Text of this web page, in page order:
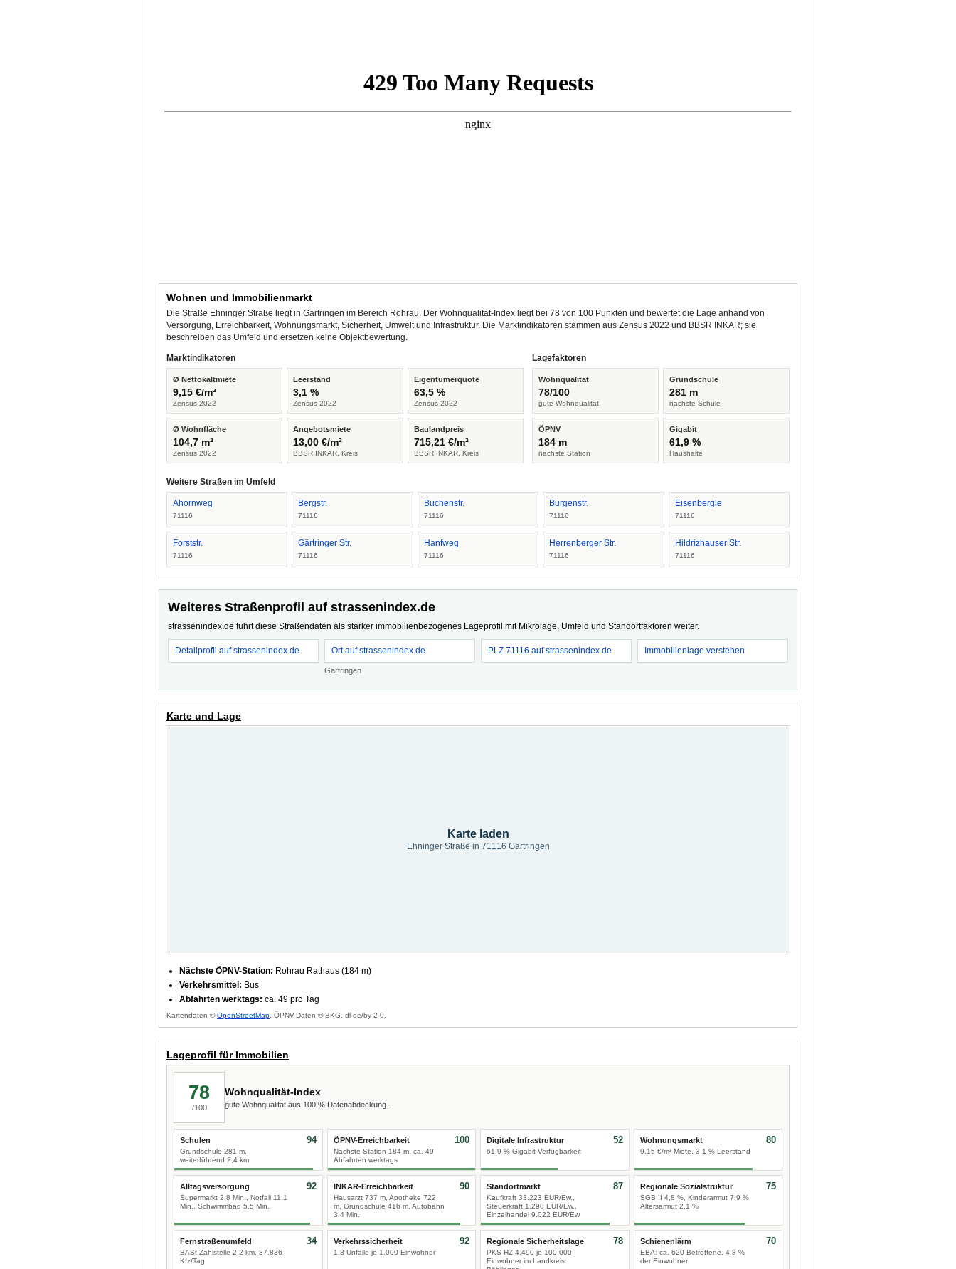
Wohnen und Immobilienmarkt
Die Straße Ehninger Straße liegt in Gärtringen im Bereich Rohrau. Der Wohnqualität-Index liegt bei 78 von 100 Punkten und bewertet die Lage anhand von
Versorgung, Erreichbarkeit, Wohnungsmarkt, Sicherheit, Umwelt und Infrastruktur. Die Marktindikatoren stammen aus Zensus 2022 und BBSR INKAR; sie
beschreiben das Umfeld und ersetzen keine Objektbewertung.
Marktindikatoren
Ø Nettokaltmiete
9,15 €/m²
Zensus 2022
Leerstand
3,1 %
Zensus 2022
Eigentümerquote
63,5 %
Zensus 2022
Ø Wohnfläche
104,7 m²
Zensus 2022
Angebotsmiete
13,00 €/m²
BBSR INKAR, Kreis
Baulandpreis
715,21 €/m²
BBSR INKAR, Kreis
Lagefaktoren
Wohnqualität
78/100
gute Wohnqualität
Grundschule
281 m
nächste Schule
ÖPNV
184 m
nächste Station
Gigabit
61,9 %
Haushalte
Weitere Straßen im Umfeld
Ahornweg
71116
Bergstr.
71116
Buchenstr.
71116
Burgenstr.
71116
Eisenbergle
71116
Forststr.
71116
Gärtringer Str.
71116
Hanfweg
71116
Herrenberger Str.
71116
Hildrizhauser Str.
71116
Weiteres Straßenprofil auf strassenindex.de
strassenindex.de führt diese Straßendaten als stärker immobilienbezogenes Lageprofil mit Mikrolage, Umfeld und Standortfaktoren weiter.
Detailprofil auf strassenindex.de Ort auf strassenindex.de
Gärtringen
PLZ 71116 auf strassenindex.de Immobilienlage verstehen
Karte und Lage
Karte laden
Ehninger Straße in 71116 Gärtringen
Nächste ÖPNV-Station: Rohrau Rathaus (184 m)
Verkehrsmittel: Bus
Abfahrten werktags: ca. 49 pro Tag
Kartendaten ©OpenStreetMap , ÖPNV-Daten © BKG, dl-de/by-2-0.
Lageprofil für Immobilien
78
/100
Wohnqualität-Index
gute Wohnqualität aus 100 % Datenabdeckung.
Schulen
Grundschule 281 m,
weiterführend 2,4 km
94 ÖPNV-Erreichbarkeit
Nächste Station 184 m, ca. 49
Abfahrten werktags
100 Digitale Infrastruktur
61,9 % Gigabit-Verfügbarkeit
52 Wohnungsmarkt
9,15 €/m² Miete, 3,1 % Leerstand
80
Alltagsversorgung
Supermarkt 2,8 Min., Notfall 11,1
Min., Schwimmbad 5,5 Min.
92 INKAR-Erreichbarkeit
Hausarzt 737 m, Apotheke 722
m, Grundschule 416 m, Autobahn
3,4 Min.
90 Standortmarkt
Kaufkraft 33.223 EUR/Ew.,
Steuerkraft 1.290 EUR/Ew.,
Einzelhandel 9.022 EUR/Ew.
87 Regionale Sozialstruktur
SGB II 4,8 %, Kinderarmut 7,9 %,
Altersarmut 2,1 %
75
Fernstraßenumfeld
BASt-Zählstelle 2,2 km, 87.836
Kfz/Tag
34 Verkehrssicherheit
1,8 Unfälle je 1.000 Einwohner
92 Regionale Sicherheitslage
PKS-HZ 4.490 je 100.000
Einwohner im Landkreis
78 Schienenlärm
EBA: ca. 620 Betroffene, 4,8 %
der Einwohner
70